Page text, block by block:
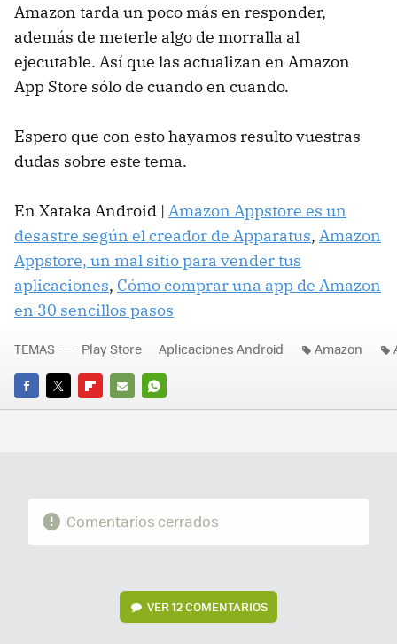
Amazon tarda un poco más en responder,
además de meterle algo de morralla al
ejecutable. Así que las actualizan en Amazon
App Store sólo de cuando en cuando.
Espero que con esto hayamos resulto vuestras
dudas sobre este tema.
En Xataka Android | Amazon Appstore es un
desastre según el creador de Apparatus, Amazon
Appstore, un mal sitio para vender tus
aplicaciones, Cómo comprar una app de Amazon
en 30 sencillos pasos
FACEBOOK
TWITTERFLIPBOARD
E-
WHATSAPP
TEMAS Play Store Aplicaciones Android Amazon
Comentarios cerrados
VER12 COMENTARIOS